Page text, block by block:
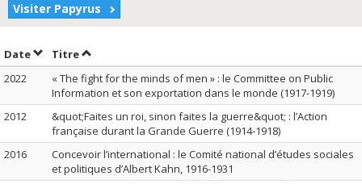
Visiter Papyrus
DateTrier par date en ordre croissant
TitreTrier par titre en ordre croissant
2022
« The fight for the minds of men » : le Committee on Public
Information et son exportation dans le monde (1917-1919)
2012
&quot;Faites un roi, sinon faites la guerre&quot; : l’Action
française durant la Grande Guerre (1914-1918)
2016
Concevoir l’international : le Comité national d’études sociales
et politiques d’Albert Kahn, 1916-1931